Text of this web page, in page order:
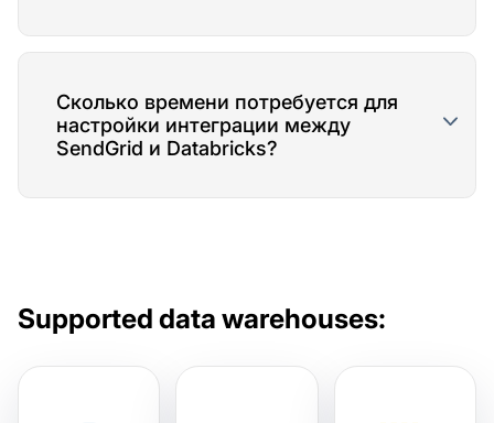
Сколько времени потребуется для
настройки интеграции между
SendGrid и Databricks?
Supported data warehouses: